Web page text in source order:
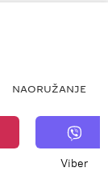
NAORUŽANJE
Viber